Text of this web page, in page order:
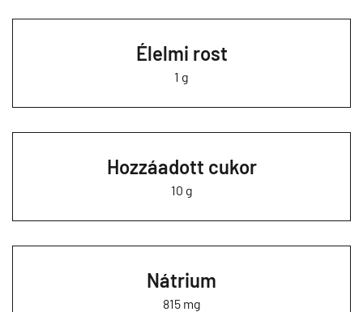
Élelmi rost
1 g
Hozzáadott cukor
10 g
Nátrium
815 mg